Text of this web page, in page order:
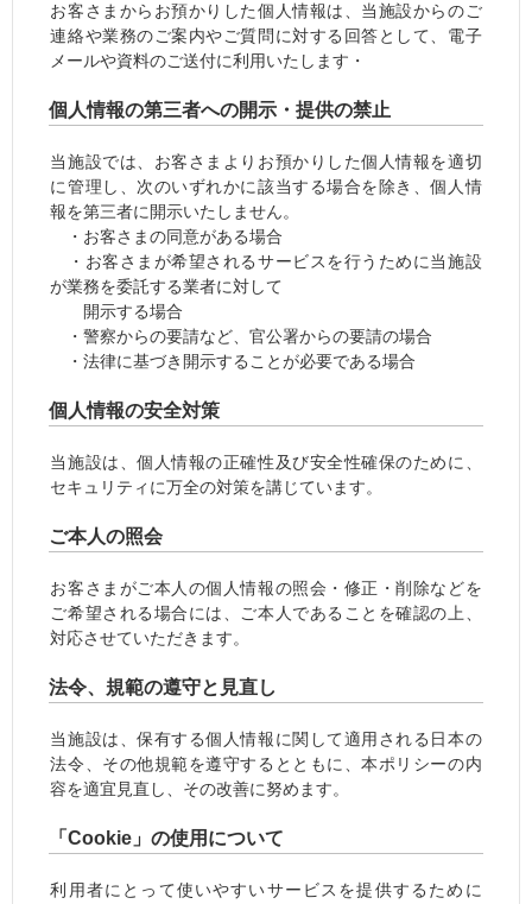
お客さまからお預かりした個人情報は、当施設からのご
連絡や業務のご案内やご質問に対する回答として、電子
メールや資料のご送付に利用いたします・
個人情報の第三者への開示・提供の禁止
当施設では、お客さまよりお預かりした個人情報を適切
に管理し、次のいずれかに該当する場合を除き、個人情
報を第三者に開示いたしません。
・お客さまの同意がある場合
・お客さまが希望されるサービスを行うために当施設
が業務を委託する業者に対して
開示する場合
・警察からの要請など、官公署からの要請の場合
・法律に基づき開示することが必要である場合
個人情報の安全対策
当施設は、個人情報の正確性及び安全性確保のために、
セキュリティに万全の対策を講じています。
ご本人の照会
お客さまがご本人の個人情報の照会・修正・削除などを
ご希望される場合には、ご本人であることを確認の上、
対応させていただきます。
法令、規範の遵守と見直し
当施設は、保有する個人情報に関して適用される日本の
法令、その他規範を遵守するとともに、本ポリシーの内
容を適宜見直し、その改善に努めます。
「Cookie」の使用について
利用者にとって使いやすいサービスを提供するために